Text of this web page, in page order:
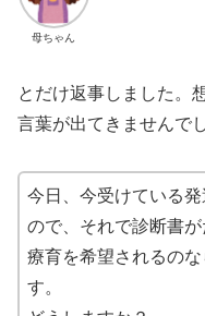
母ちゃん
とだけ返事しました。
言葉が出てきませんでし
今日、今受けている
ので、それで診断書が
療育を希望されるの
す。